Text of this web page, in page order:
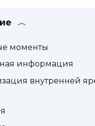
моменты
информация
внутренней